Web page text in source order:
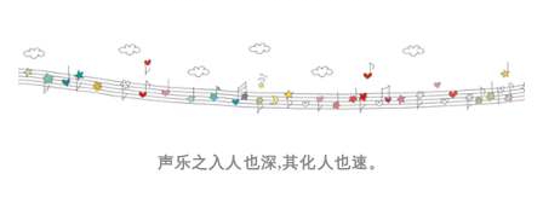
声乐之入人也深,其化人也速。